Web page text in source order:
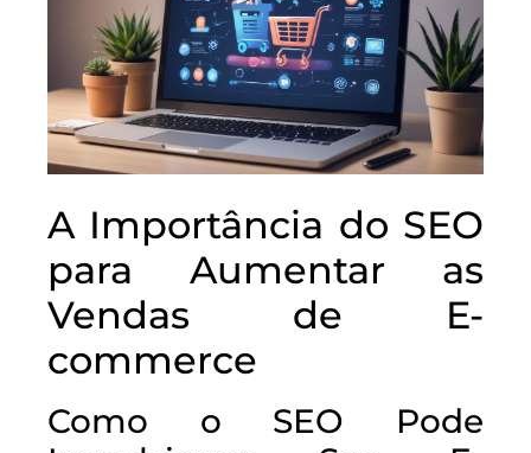
A Importância do SEO
para Aumentar as
Vendas de E-
commerce
Como o SEO Pode